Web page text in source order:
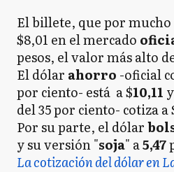
El billete, que por
$8,01 en el mercado
pesos, el valor más alto
El dólar ahorro -oficial
por ciento- está a $10,11
del 35 por ciento- cotiza a
Por su parte, el dólar
y su versión "soja" a5,47
La cotización del dólar en